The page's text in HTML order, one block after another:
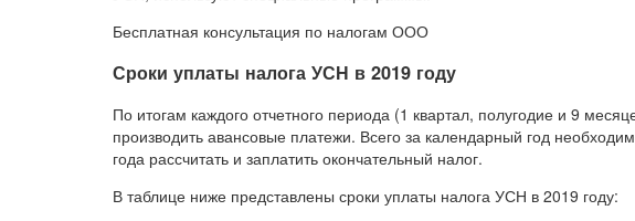
Бесплатная консультация по налогам ООО
Сроки уплаты налога УСН в 2019 году
По итогам каждого отчетного периода (1 квартал, полугодие и 9
производить авансовые платежи. Всего за календарный год
года рассчитать и заплатить окончательный налог.
В таблице ниже представлены сроки уплаты налога УСН в 2019 году: